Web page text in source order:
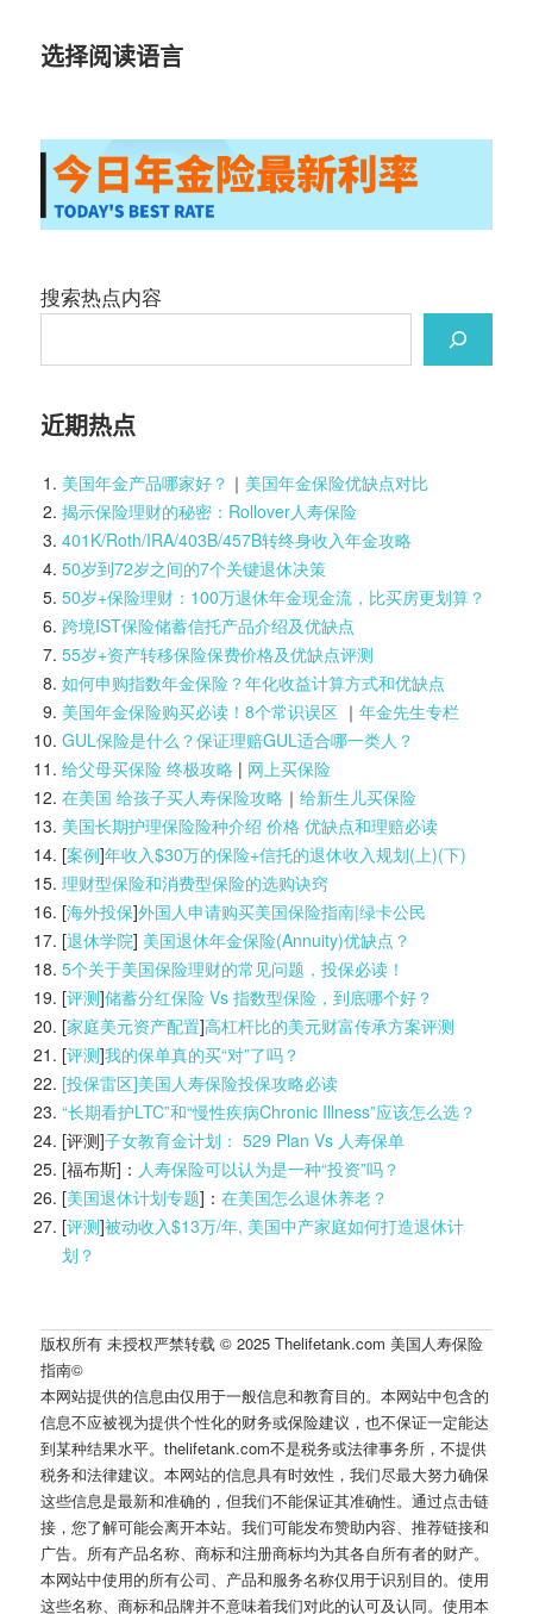
选择阅读语言
搜索热点内容
近期热点
美国年金产品哪家好？ ｜ 美国年金保险优缺点对比
揭示保险理财的秘密：Rollover人寿保险
401K/Roth/IRA/403B/457B转终身收入年金攻略
50岁到72岁之间的7个关键退休决策
50岁+保险理财：100万退休年金现金流，比买房更划算？
跨境IST保险储蓄信托产品介绍及优缺点
55岁+资产转移保险保费价格及优缺点评测
如何申购指数年金保险？年化收益计算方式和优缺点
美国年金保险购买必读！8个常识误区｜ 年金先生专栏
GUL保险是什么？保证理赔GUL适合哪一类人？
给父母买保险 终极攻略| 网上买保险
在美国 给孩子买人寿保险攻略｜ 给新生儿买保险
美国长期护理保险险种介绍 价格 优缺点和理赔必读
[案例]年收入$30万的保险+信托的退休收入规划(上)(下)
理财型保险和消费型保险的选购诀窍
[海外投保]外国人申请购买美国保险指南|绿卡公民
[退休学院] 美国退休年金保险(Annuity)优缺点？
5个关于美国保险理财的常见问题，投保必读！
[评测]储蓄分红保险 Vs 指数型保险，到底哪个好？
[家庭美元资产配置]高杠杆比的美元财富传承方案评测
[评测]我的保单真的买“对”了吗？
[投保雷区]美国人寿保险投保攻略必读
“长期看护LTC”和“慢性疾病Chronic Illness”应该怎么选？
[评测]子女教育金计划： 529 Plan Vs 人寿保单
[福布斯]： 人寿保险可以认为是一种“投资”吗？
[美国退休计划专题]： 在美国怎么退休养老？
[评测]被动收入$13万/年, 美国中产家庭如何打造退休计
划？
版权所有 未授权严禁转载 © 2025 Thelifetank.com 美国人寿保险
指南©️
本网站提供的信息由仅用于一般信息和教育目的。本网站中包含的
信息不应被视为提供个性化的财务或保险建议，也不保证一定能达
到某种结果水平。thelifetank.com不是税务或法律事务所，不提供
税务和法律建议。本网站的信息具有时效性，我们尽最大努力确保
这些信息是最新和准确的，但我们不能保证其准确性。通过点击链
接，您了解可能会离开本站。我们可能发布赞助内容、推荐链接和
广告。所有产品名称、商标和注册商标均为其各自所有者的财产。
本网站中使用的所有公司、产品和服务名称仅用于识别目的。使用
这些名称、商标和品牌并不意味着我们对此的认可及认同。使用本